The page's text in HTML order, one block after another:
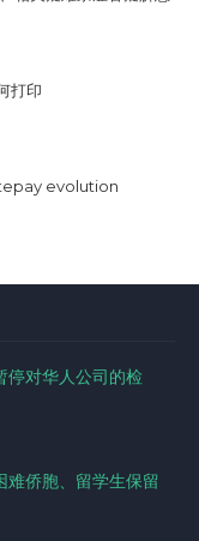
打印
evolution
停对华人公司的检
难侨胞、留学生保留